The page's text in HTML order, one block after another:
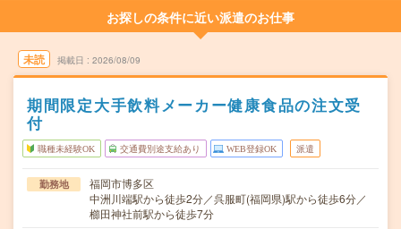
お探しの条件に近い派遣のお仕事
未読 掲載日 2026/08/09
期間限定大手飲料メーカー健康食品の注文受
付
職種未経験OK 交通費別途支給あり WEB登録OK 派遣
勤務地
福岡市博多区
中洲川端駅から徒歩2分／呉服町(福岡県)駅から徒歩6分／
櫛田神社前駅から徒歩7分